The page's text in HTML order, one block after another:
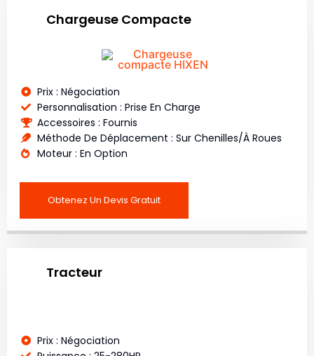
Chargeuse Compacte
Prix : Négociation
Personnalisation : Prise En Charge
Accessoires : Fournis
Méthode De Déplacement : Sur Chenilles/à Roues
Moteur : En Option
Obtenez Un Devis Gratuit
Tracteur
Prix : Négociation